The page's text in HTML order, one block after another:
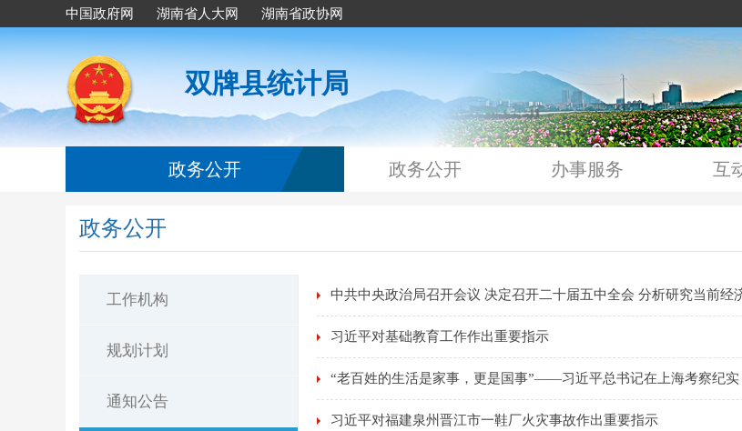
中国政府网 湖南省人大网 湖南省政协网
双牌县统计局
政务公开 政务公开 办事服务 互
政务公开
工作机构
规划计划
通知公告
中共中央政治局召开会议 决定召开二十届五中全会 分析研究当前
习近平对基础教育工作作出重要指示
“老百姓的生活是家事，更是国事”——习近平总书记在上海考察纪实
习近平对福建泉州晋江市一鞋厂火灾事故作出重要指示